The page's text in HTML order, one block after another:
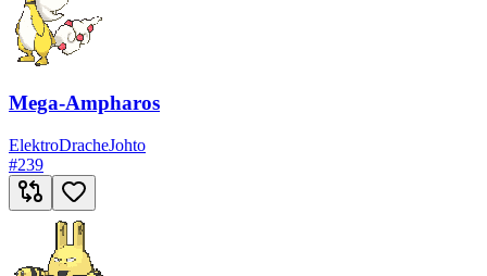
Mega-Ampharos
ElektroDracheJohto
#239